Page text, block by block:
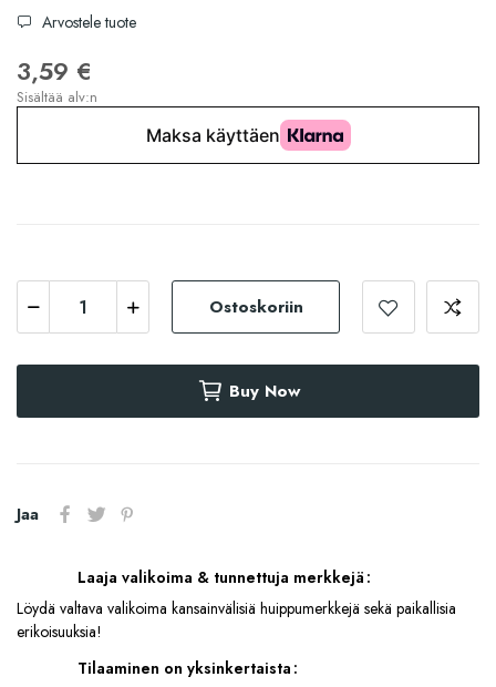
Arvostele tuote
3,59 €
Sisältää alv:n
Ostoskoriin
Buy Now
Jaa
Laaja valikoima & tunnettuja merkkejä
Löydä valtava valikoima kansainvälisiä huippumerkkejä sekä paikallisia
erikoisuuksia!
Tilaaminen on yksinkertaista